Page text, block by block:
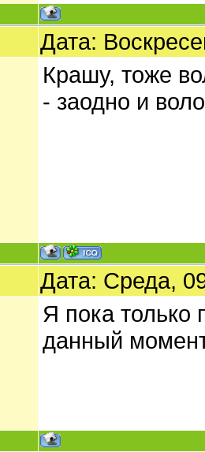
Дата:
Крашу, тоже
- заодно и
Дата: Среда,
Я пока только
данный